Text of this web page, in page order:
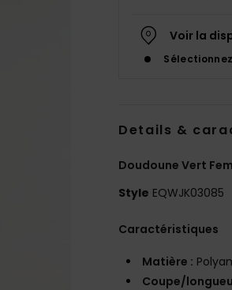
Voir la
Details &
Doudoune Vert
Style EQWJK03085
Caractéristiques
Matière :
Coupe/